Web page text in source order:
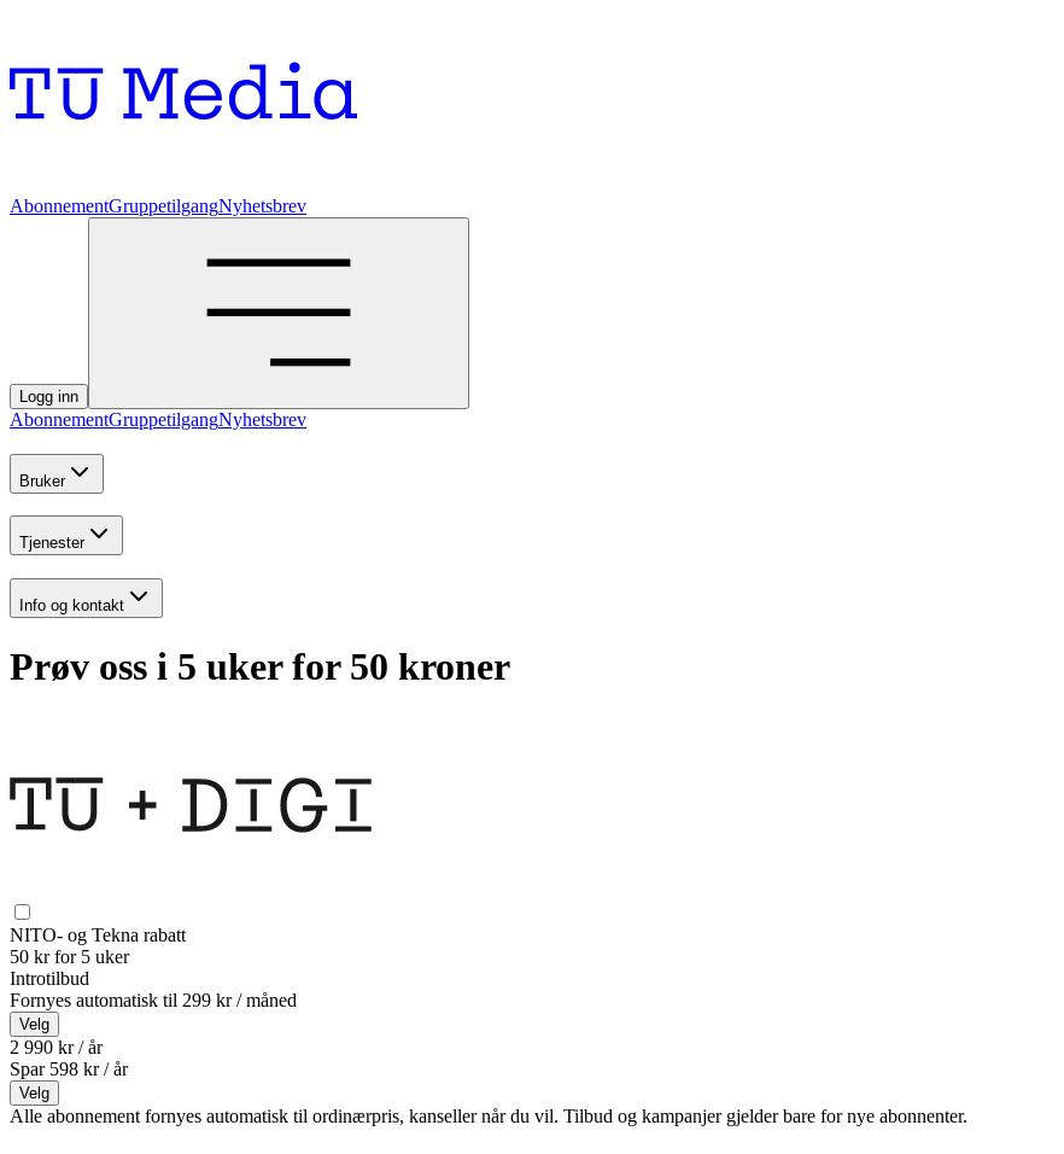
AbonnementGruppetilgangNyhetsbrev
Logg inn
AbonnementGruppetilgangNyhetsbrev
Bruker
Tjenester
Info og kontakt
Prøv oss i 5 uker for 50 kroner
NITO- og Tekna rabatt
50 kr for 5 uker
Introtilbud
Fornyes automatisk til 299 kr / måned
Velg
2 990 kr / år
Spar 598 kr /år
Velg
Alle abonnement fornyes automatisk til ordinærpris, kanseller når du vil. Tilbud og kampanjer gjelder bare for nye abonnenter.